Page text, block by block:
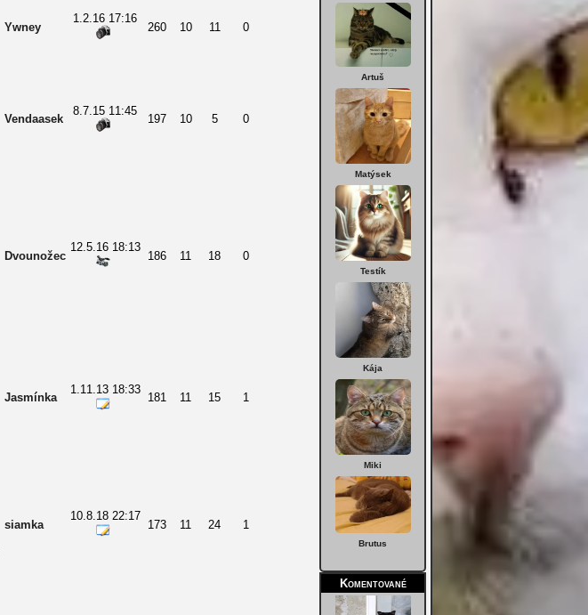
Artuš
Matýsek
Testík
Kája
Miki
Brutus
Komentované
Ywney
1.2.16 17:16
260 10 11 0
Vendaasek
8.7.15 11:45
197 10 5 0
Dvounožec
12.5.16 18:13
186 11 18 0
Jasmínka
1.11.13 18:33
181 11 15 1
siamka
10.8.18 22:17
173 11 24 1